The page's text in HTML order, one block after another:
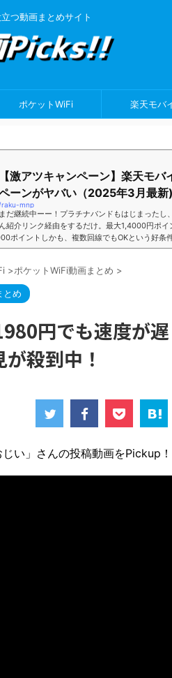
つ動画まとめサイト
ポケットWiFi 楽天モバ
【激アツキャンペーン】楽天モ
ーンがヤバい（2025年3月最新)
mnp
だ継続中ーー！プラチナバンドもはじまったし
紹介リンク経由をするだけ。最大1,4000円ポ
ポイントしかも、複数回線でもOKという好条
んキャンペーン／2回線目以降でもOK再契約で
社長の特別招待ページから楽天モバイ...
>ポケットWiFi動画まとめ >
とめ
円でも速度が
殺到中！
い」さんの投稿動画をPickup！